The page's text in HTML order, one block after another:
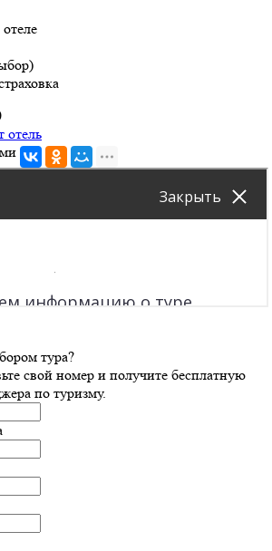
отель
тура?
свой номер и получите бесплатную
по туризму.